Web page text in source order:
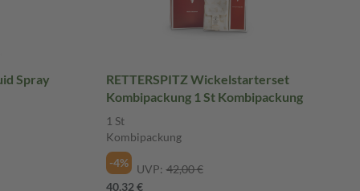
Spray
RETTERSPITZ Wickelstarterset
Kombipackung 1 St Kombipackung
1 St
Kombipackung
-4%
UVP: 42,00 €
40,32 €